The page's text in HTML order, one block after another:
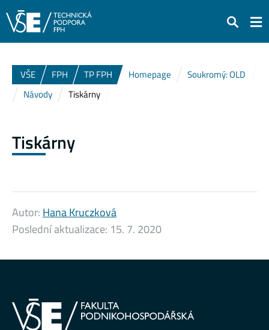
Hledat
VŠE FPH TP FPH Homepage
Soukromý: OLD
Návody
Tiskárny
Tiskárny
Autor: Hana Kruczková
Poslední aktualizace: 15. 7. 2020